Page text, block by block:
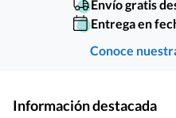
Envío gratis
Entrega en
Conoce
Información destacada